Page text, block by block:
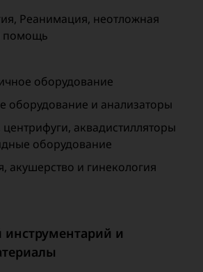
Реанимация, неотложная
помощь
оборудование
оборудование и анализаторы
аквадистилляторы
оборудование
акушерство и гинекология
и